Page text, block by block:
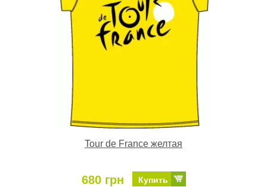
Tour de France желтая
680 грн Купить